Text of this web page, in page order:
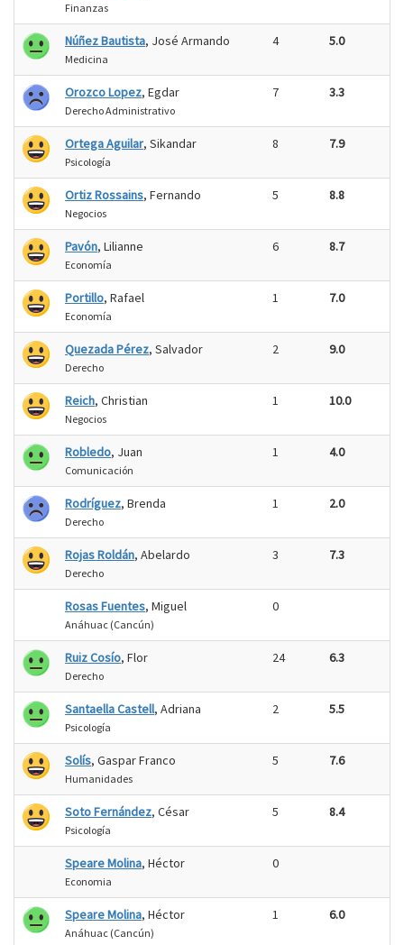
Finanzas
Núñez Bautista, José Armando
Medicina
4 5.0
Orozco Lopez, Egdar
Derecho Administrativo
7 3.3
Ortega Aguilar, Sikandar
Psicología
8 7.9
Ortiz Rossains, Fernando
Negocios
5 8.8
Pavón, Lilianne
Economía
6 8.7
Portillo, Rafael
Economía
1 7.0
Quezada Pérez, Salvador
Derecho
2 9.0
Reich, Christian
Negocios
1 10.0
Robledo, Juan
Comunicación
1 4.0
Rodríguez, Brenda
Derecho
1 2.0
Rojas Roldán, Abelardo
Derecho
3 7.3
Rosas Fuentes, Miguel
Anáhuac (Cancún)
0
Ruiz Cosío, Flor
Derecho
24 6.3
Santaella Castell, Adriana
Psicología
2 5.5
Solís, Gaspar Franco
Humanidades
5 7.6
Soto Fernández, César
Psicología
5 8.4
Speare Molina, Héctor
Economia
0
Speare Molina, Héctor
Anáhuac (Cancún)
1 6.0